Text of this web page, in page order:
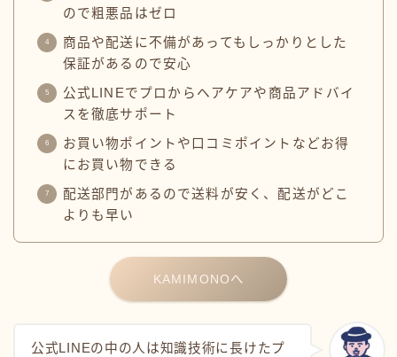
ので粗悪品はゼロ
商品や配送に不備があってもしっかりとした
保証があるので安心
公式LINEでプロからヘアケアや商品アドバイ
スを徹底サポート
お買い物ポイントや口コミポイントなどお得
にお買い物できる
配送部門があるので送料が安く、配送がどこ
よりも早い
KAMIMONOへ
公式LINEの中の人は知識技術に長けたプ